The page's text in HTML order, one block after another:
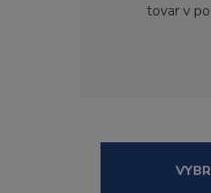
tovar v